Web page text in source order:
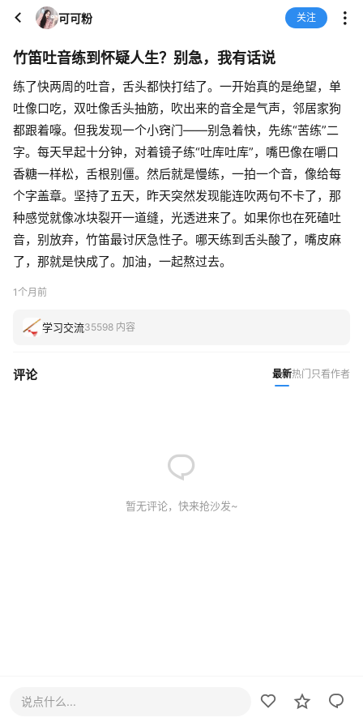
可可粉 关注
竹笛吐音练到怀疑人生？别急，我有话说
练了快两周的吐音，舌头都快打结了。一开始真的是绝望，单
吐像口吃，双吐像舌头抽筋，吹出来的音全是气声，邻居家狗
都跟着嚎。但我发现一个小窍门——别急着快，先练“苦练”二
字。每天早起十分钟，对着镜子练“吐库吐库”，嘴巴像在嚼口
香糖一样松，舌根别僵。然后就是慢练，一拍一个音，像给每
个字盖章。坚持了五天，昨天突然发现能连吹两句不卡了，那
种感觉就像冰块裂开一道缝，光透进来了。如果你也在死磕吐
音，别放弃，竹笛最讨厌急性子。哪天练到舌头酸了，嘴皮麻
了，那就是快成了。加油，一起熬过去。
1个月前
学习交流35598 内容
评论 最新热门 只看作者
暂无评论，快来抢沙发~
说点什么...